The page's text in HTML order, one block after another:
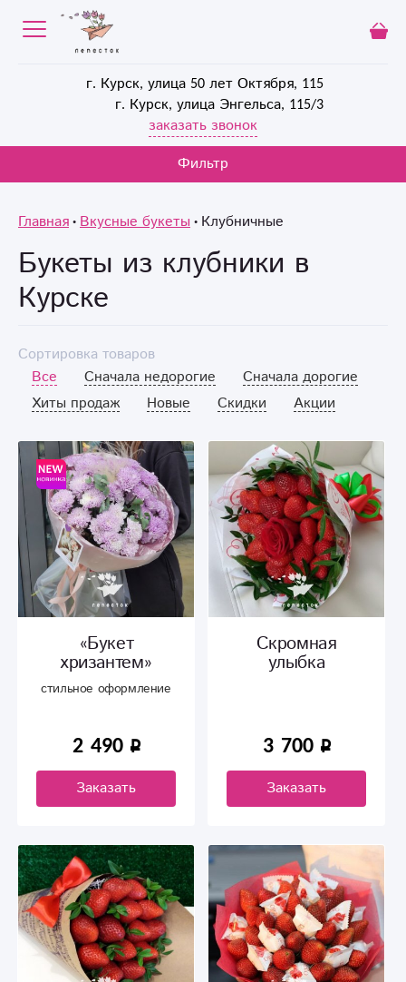
г. Курск, улица 50 лет Октября, 115
г. Курск, улица Энгельса, 115/3
заказать звонок
Фильтр
Главная Вкусные букеты Клубничные
Букеты из клубники в
Курске
Сортировка товаров
Все
Сначала недорогие
Сначала дорогие
Хиты продаж
Новые Скидки Акции
«Букет
хризантем»
стильное оформление
2 490
Заказать
Скромная
улыбка
3 700
Заказать